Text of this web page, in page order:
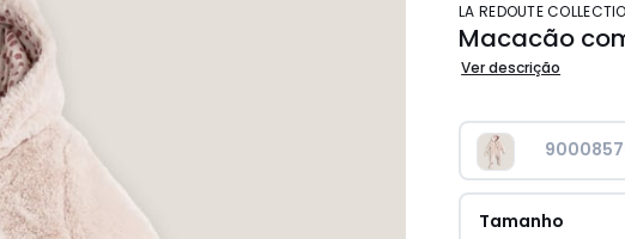
LA REDOUTE
Macacão
Ver descrição
Tamanho